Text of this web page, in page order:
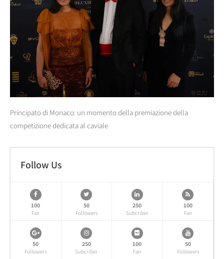
Principato di Monaco: un momento della premiazione della
competizione dedicata al caviale
Follow Us
100
Fan
50
Followers
250
Subcriber
100
Fan
50
Followers
250
Subcriber
100
Fan
50
Followers